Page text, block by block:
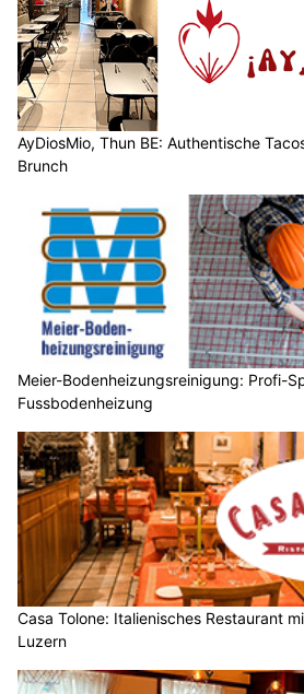
AyDiosMio, Thun BE: Authentische
Brunch
Meier-Bodenheizungsreinigung: Profi-
Fussbodenheizung
Casa Tolone: Italienisches Restaurant
Luzern